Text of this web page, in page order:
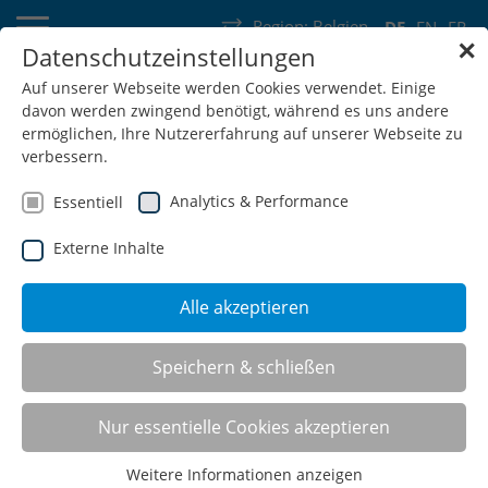
DE EN FR
Region: Belgien
Deutschland Schweiz Österreich Belgien Frankreich
Luxemburg Niederlande Wallonie
SHOP
Schiebetürenschränke
✕
Datenschutzeinstellungen
Auf unserer Webseite werden Cookies verwendet. Einige
davon werden zwingend benötigt, während es uns andere
ermöglichen, Ihre Nutzererfahrung auf unserer Webseite zu
verbessern.
Essentiell Analytics & Performance
Externe Inhalte
Alle akzeptieren
Speichern & schließen
Nur essentielle Cookies akzeptieren
Weitere Informationen anzeigen